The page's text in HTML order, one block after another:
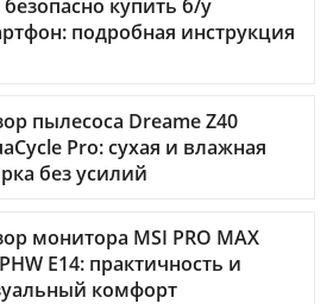
безопасно купить б/у
подробная инструкция
пылесоса Dreame Z40
Pro: сухая и влажная
без усилий
монитора MSI PRO MAX
E14: практичность и
комфорт